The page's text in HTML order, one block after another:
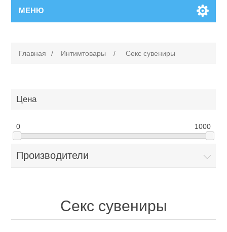
МЕНЮ
Главная / Интимтовары / Секс сувениры
Цена
0 1000
Производители
Секс сувениры